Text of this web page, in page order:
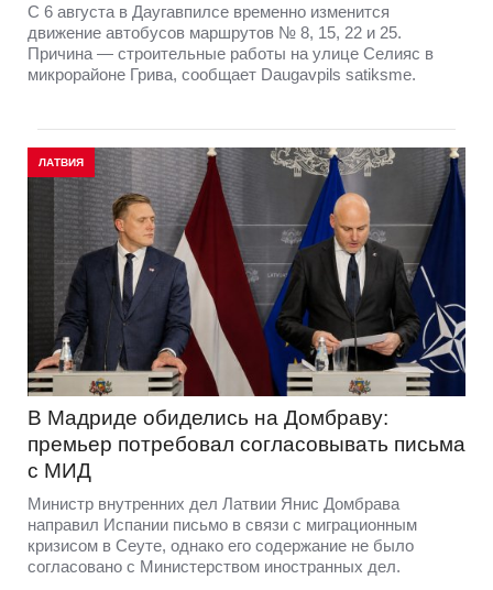
С 6 августа в Даугавпилсе временно изменится
движение автобусов маршрутов № 8, 15, 22 и 25.
Причина — строительные работы на улице Селияс в
микрорайоне Грива, сообщает Daugavpils satiksme.
ЛАТВИЯ
В Мадриде обиделись на Домбраву:
премьер потребовал согласовывать письма
с МИД
Министр внутренних дел Латвии Янис Домбрава
направил Испании письмо в связи с миграционным
кризисом в Сеуте, однако его содержание не было
согласовано с Министерством иностранных дел.